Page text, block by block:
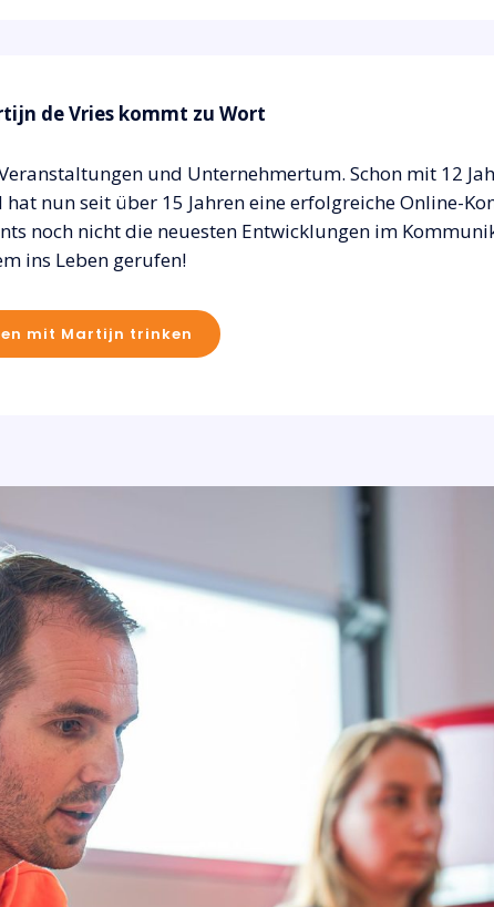
de Vries kommt zu Wort
und Unternehmertum. Schon mit 12
hat nun seit über 15 Jahren eine erfolgreiche Online-
noch nicht die neuesten Entwicklungen im
ins Leben gerufen!
mit Martijn trinken